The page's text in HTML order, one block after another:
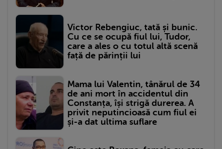
Victor Rebengiuc, tată și bunic.
Cu ce se ocupă fiul lui, Tudor,
care a ales o cu totul altă scenă
față de părinții lui
Mama lui Valentin, tânărul de 34
de ani mort în accidentul din
Constanța, își strigă durerea. A
privit neputincioasă cum fiul ei
și-a dat ultima suflare